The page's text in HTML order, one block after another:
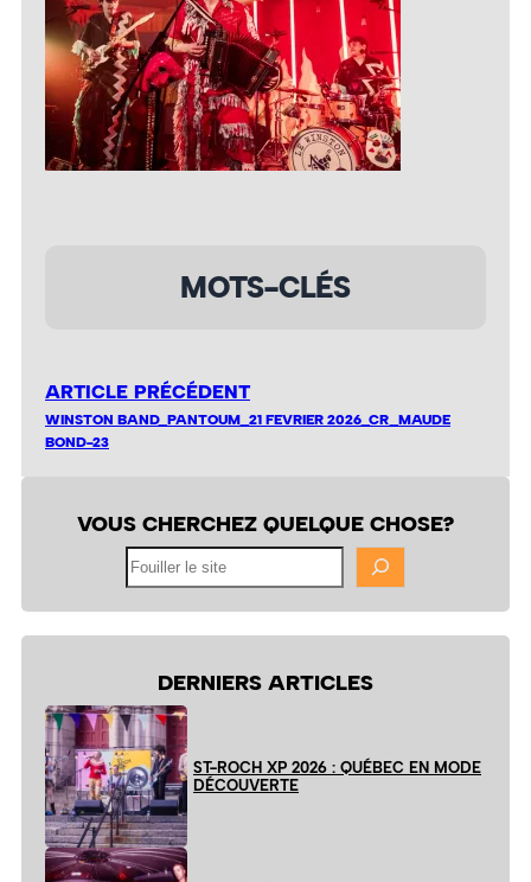
MOTS-CLÉS
ARTICLE PRÉCÉDENT
WINSTON BAND_PANTOUM_21 FEVRIER 2026_CR_MAUDE
BOND-23
VOUS CHERCHEZ QUELQUE CHOSE?
DERNIERS ARTICLES
ST-ROCH XP 2026 : QUÉBEC EN MODE
DÉCOUVERTE